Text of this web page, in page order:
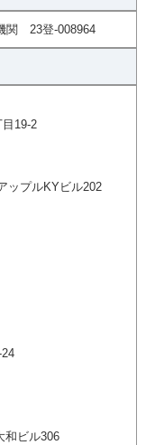
関 23登-008964
19-2
プルKYビル202
ビル306